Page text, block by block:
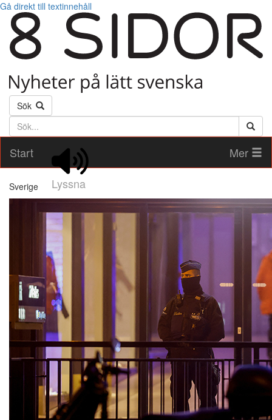
Gå direkt till textinnehåll
Sök
Söktext
Start
Lyssna
Mer
Sverige